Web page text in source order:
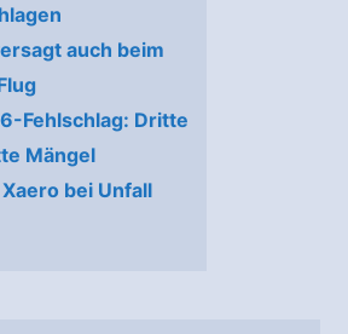
auch beim
Fehlschlag: Dritte
Mängel
bei Unfall